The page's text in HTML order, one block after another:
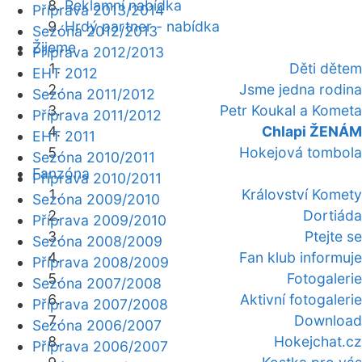
Reklamní nabídka
Hrdý partner - nabídka
Žijeme
Děti dětem
Jsme jedna rodina
Petr Koukal a Kometa
Chlapi ŽENÁM
Hokejová tombola
Fanzóna
Království Komety
Dortiáda
Ptejte se
Fan klub informuje
Fotogalerie
Aktivní fotogalerie
Download
Hokejchat.cz
Příprava 2013/2014
Sezóna 2012/2013
Příprava 2012/2013
EHT 2012
Sezóna 2011/2012
Příprava 2011/2012
EHT 2011
Sezóna 2010/2011
Příprava 2010/2011
Sezóna 2009/2010
Příprava 2009/2010
Sezóna 2008/2009
Příprava 2008/2009
Sezóna 2007/2008
Příprava 2007/2008
Sezóna 2006/2007
Příprava 2006/2007